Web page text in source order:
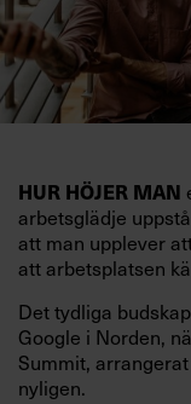
HUR HÖJER MAN
arbetsglädje
att man upplever
att arbetsplatsen
Det tydliga
Google i Norden,
Summit,
nyligen.